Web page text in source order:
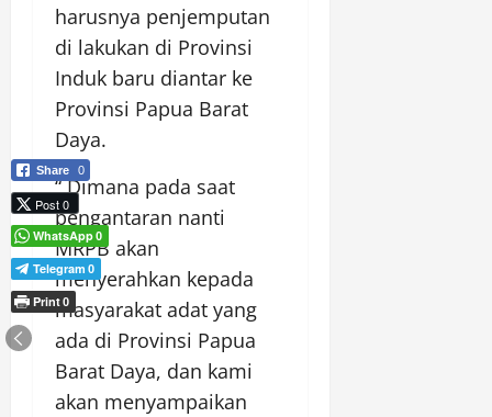
harusnya penjemputan
di lakukan di Provinsi
Induk baru diantar ke
Provinsi Papua Barat
Daya.
“ Dimana pada saat
pengantaran nanti
MRPB akan
menyerahkan kepada
masyarakat adat yang
ada di Provinsi Papua
Barat Daya, dan kami
akan menyampaikan
Share 0
Post 0
WhatsApp0
Telegram 0
Print0